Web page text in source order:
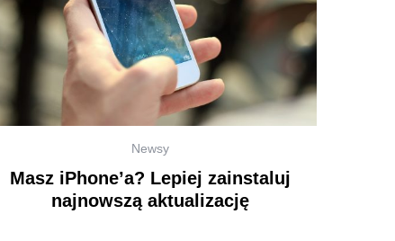
Newsy
Masz iPhone’a? Lepiej zainstaluj
najnowszą aktualizację